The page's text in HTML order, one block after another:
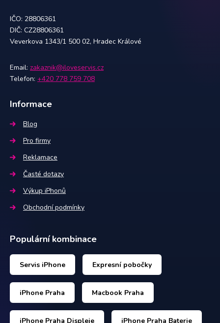
IČO: 28806361
DIČ: CZ28806361
Veverkova 1343/1 500 02, Hradec Králové
Email: zakaznik@iloveservis.cz
Telefon: +420 778 759 708
Informace
Blog
Pro firmy
Reklamace
Časté dotazy
Výkup iPhonů
Obchodní podmínky
Populární kombinace
Servis iPhone Expresní pobočky
iPhone Praha Macbook Praha
iPhone Praha Displeje iPhone Praha Baterie